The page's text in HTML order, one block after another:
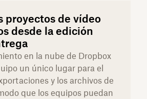
proyectos de vídeo
desde la edición
en la nube de Dropbox
un único lugar para el
y los archivos de
que los equipos puedan